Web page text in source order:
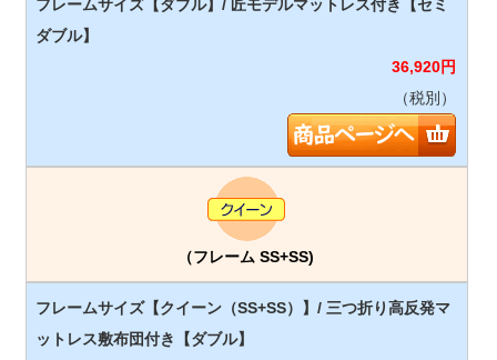
36,920円
（税別）
（フレーム SS+SS)